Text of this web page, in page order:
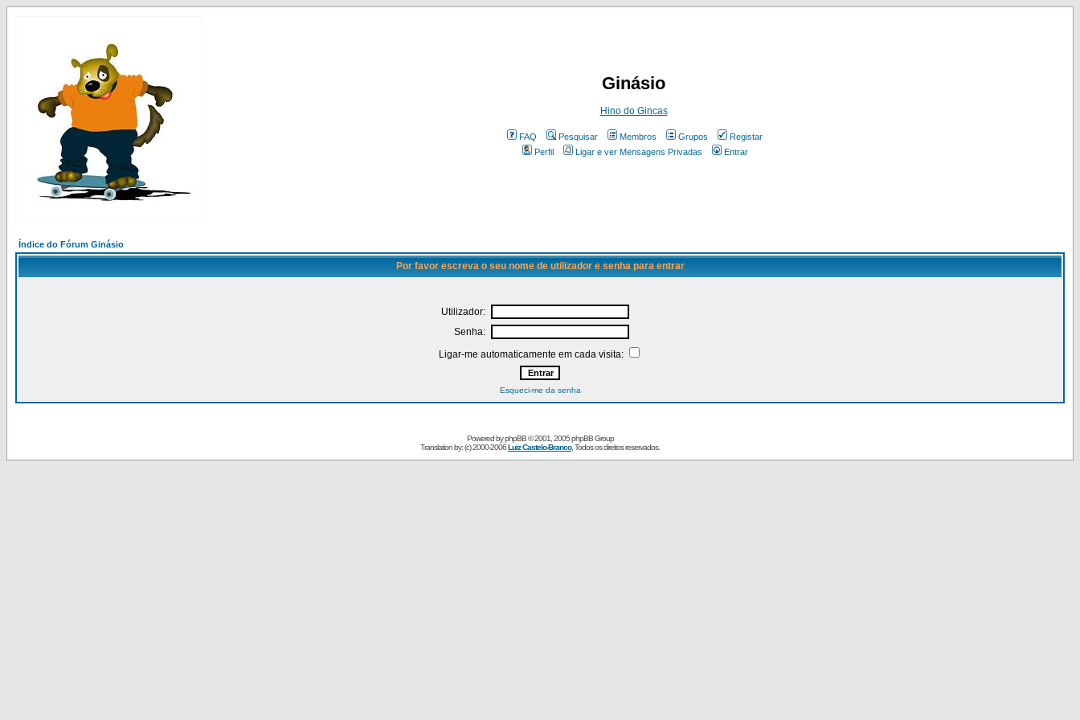
Ginásio
Hino do Gincas
FAQ Pesquisar Membros Grupos
Registar
Perfil
Ligar e ver Mensagens Privadas Entrar
Índice do Fórum Ginásio
Por favor escreva o seu nome de utilizador e senha para entrar
Utilizador:
Senha:
Ligar-me automaticamente em cada visita:
Esqueci-me da senha
Powered byphpBB© 2001, 2005 phpBB Group
Translation by: (c) 2000-2006Luiz Castelo-Branco, Todos os direitos reservados.